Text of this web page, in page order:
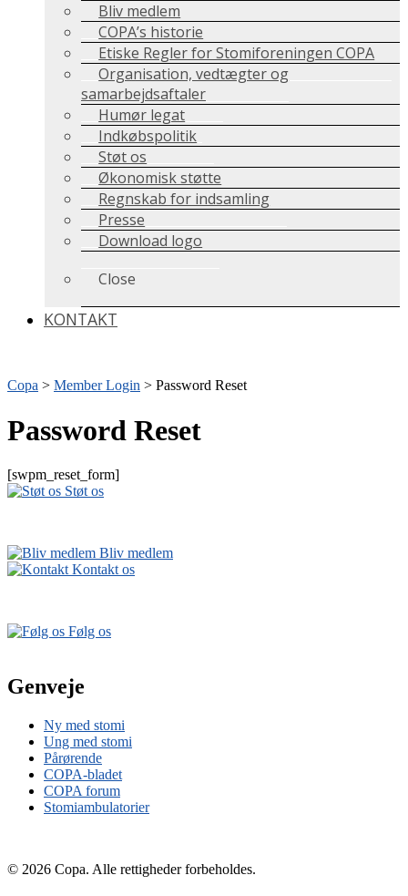
Bliv medlem
COPA’s historie
Etiske Regler for Stomiforeningen COPA
Organisation, vedtægter og
samarbejdsaftaler
Humør legat
Indkøbspolitik
Støt os
Økonomisk støtte
Regnskab for indsamling
Presse
Download logo
Close
KONTAKT
Copa > Member Login > Password Reset
Password Reset
[swpm_reset_form]
Støt os
Bliv medlem
Kontakt os
Følg os
Genveje
Ny med stomi
Ung med stomi
Pårørende
COPA-bladet
COPA forum
Stomiambulatorier
© 2026 Copa. Alle rettigheder forbeholdes.